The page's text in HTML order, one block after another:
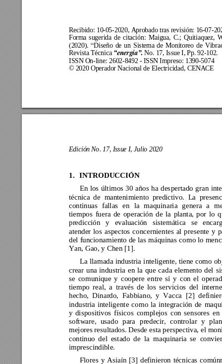
Recibido: 10-05-2020, Aprobado tras revisión: 16-07-
Forma sugerida de citación: Maigua, C.; Quitiaquez,
(2020). “Diseño de un Sistema de Monitoreo de
Revista Técnica “energía”. No. 17, Issue I, Pp. 92-102.
ISSN On-line: 2602-8492 - ISSN Impreso: 1390-5074
© 2020 Operador Nacional de Electricidad, CENACE
Edición No. 17, Issue I, Julio 2020
1. INTRODUCCIÓN
En los últimos 30 años ha despertado gran
técnica de mantenimiento predictivo. La
continuas fallas en la maquinaria genera a
tiempos fuera de operación de la planta, por lo q
predicción y evaluación sistemática se
atender los aspectos concernientes al presente y
del funcionamiento de las máquinas como lo
Yan, Gao, y Chen [1].
La llamada industria inteligente, tiene como
crear una industria en la que cada elemento del
se comunique y coopere entre sí y con el operad
tiempo real, a través de los servicios del
hecho, Dinardo, Fabbiano, y Vacca [2]
industria inteligente como la integración de maq
y dispositivos físicos complejos con sensores en
software, usado para predecir, controlar y
mejores resultados. Desde esta perspectiva, el
continuo del estado de la maquinaria se
imprescindible.
Flores y Asiaín [3] definieron técnicas